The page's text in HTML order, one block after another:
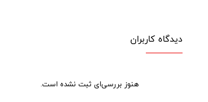
دیدگاه کاربران
هنوز بررسی‌ای ثبت نشده است.